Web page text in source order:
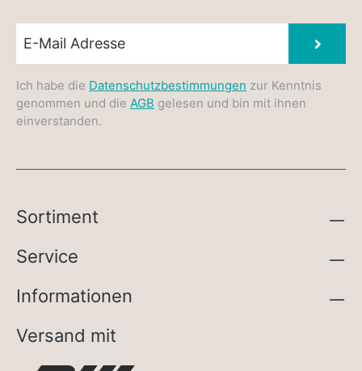
Ich habe die Datenschutzbestimmungen zur Kenntnis
genommen und die AGB gelesen und bin mit ihnen
einverstanden.
Sortiment
Service
Informationen
Versand mit